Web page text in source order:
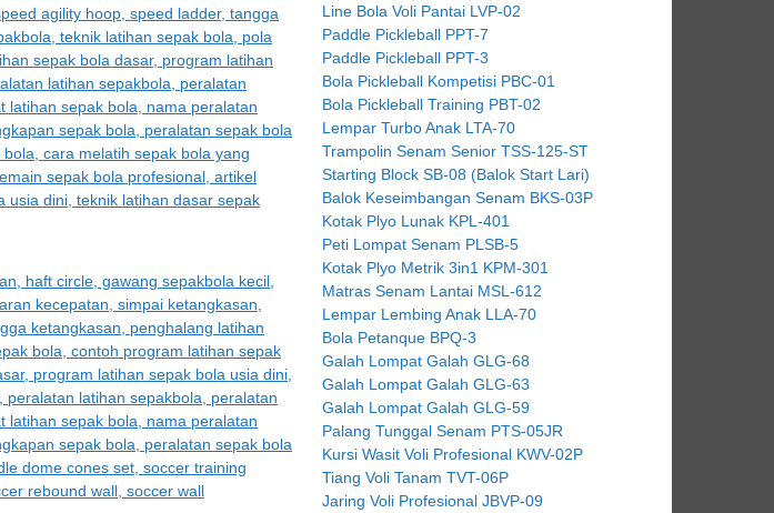
Line Bola Voli Pantai LVP-02
Paddle Pickleball PPT-7
Paddle Pickleball PPT-3
Bola Pickleball Kompetisi PBC-01
Bola Pickleball Training PBT-02
Lempar Turbo Anak LTA-70
Trampolin Senam Senior TSS-125-ST
Starting Block SB-08 (Balok Start Lari)
Balok Keseimbangan Senam BKS-03P
Kotak Plyo Lunak KPL-401
Peti Lompat Senam PLSB-5
Kotak Plyo Metrik 3in1 KPM-301
Matras Senam Lantai MSL-612
Lempar Lembing Anak LLA-70
Bola Petanque BPQ-3
Galah Lompat Galah GLG-68
Galah Lompat Galah GLG-63
Galah Lompat Galah GLG-59
Palang Tunggal Senam PTS-05JR
Kursi Wasit Voli Profesional KWV-02P
Tiang Voli Tanam TVT-06P
Jaring Voli Profesional JBVP-09